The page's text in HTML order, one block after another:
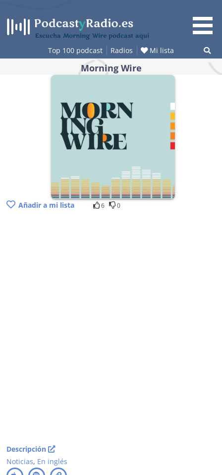
contenido
Escucha Morning Wire podcast aquí
Top 100 podcast Radios Mi lista
Morning Wire
Añadir a mi lista 6 0
Descripción
Noticias, En inglés